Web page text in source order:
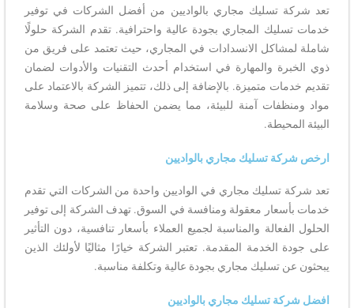
تعد شركة تسليك مجاري بالواديين من أفضل الشركات في توفير
خدمات تسليك المجاري بجودة عالية واحترافية. تقدم الشركة حلولًا
شاملة لمشاكل الانسدادات في المجاري، حيث تعتمد على فريق من
ذوي الخبرة والمهارة في استخدام أحدث التقنيات والأدوات لضمان
تقديم خدمات متميزة. بالإضافة إلى ذلك، تتميز الشركة بالاعتماد على
مواد ومنظفات آمنة للبيئة، مما يضمن الحفاظ على صحة وسلامة
البيئة المحيطة.
ارخص شركة تسليك مجاري بالواديين
تعد شركة تسليك مجاري في الواديين واحدة من الشركات التي تقدم
خدمات بأسعار معقولة ومنافسة في السوق. تهدف الشركة إلى توفير
الحلول الفعالة والمناسبة لجميع العملاء بأسعار تنافسية، دون التأثير
على جودة الخدمة المقدمة. تعتبر الشركة خيارًا مثاليًا لأولئك الذين
يبحثون عن تسليك مجاري بجودة عالية وتكلفة مناسبة.
افضل شركة تسليك مجاري بالواديين